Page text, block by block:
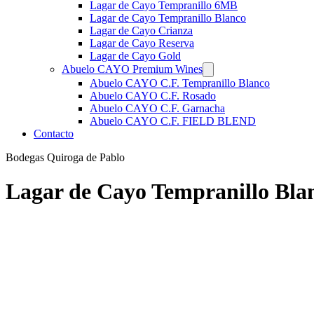
Lagar de Cayo Tempranillo 6MB
Lagar de Cayo Tempranillo Blanco
Lagar de Cayo Crianza
Lagar de Cayo Reserva
Lagar de Cayo Gold
Abuelo CAYO Premium Wines
menu
Abuelo CAYO C.F. Tempranillo Blanco
Abuelo CAYO C.F. Rosado
Abuelo CAYO C.F. Garnacha
Abuelo CAYO C.F. FIELD BLEND
Contacto
Bodegas Quiroga de Pablo
Lagar de Cayo Tempranillo